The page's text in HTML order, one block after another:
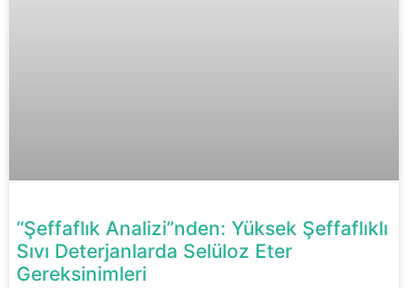
“Şeffaflık Analizi”nden: Yüksek Şeffaflıklı
Sıvı Deterjanlarda Selüloz Eter
Gereksinimleri